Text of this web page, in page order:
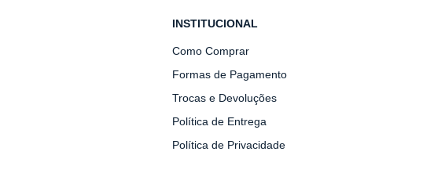
INSTITUCIONAL
Como Comprar
Formas de Pagamento
Trocas e Devoluções
Política de Entrega
Política de Privacidade